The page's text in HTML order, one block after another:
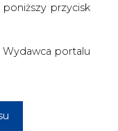
przycisk
Wydawca portalu
to, żeby myśleć o
ropy. Wskazał
firmy, w tym
typu ekspansji
prezes
przez prasę